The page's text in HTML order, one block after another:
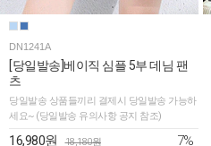
DN1241A
[당일발송]베이직 심플 5부 데님 팬
츠
당일발송 상품들끼리 결제시 당일발송 가능하
세요~ (당일발송 유의사항 공지 참조)
16,980원 18,180원 7%